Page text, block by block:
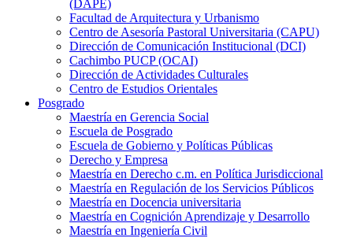
(DAPE)
Facultad de Arquitectura y Urbanismo
Centro de Asesoría Pastoral Universitaria (CAPU)
Dirección de Comunicación Institucional (DCI)
Cachimbo PUCP (OCAI)
Dirección de Actividades Culturales
Centro de Estudios Orientales
Posgrado
Maestría en Gerencia Social
Escuela de Posgrado
Escuela de Gobierno y Políticas Públicas
Derecho y Empresa
Maestría en Derecho c.m. en Política Jurisdiccional
Maestría en Regulación de los Servicios Públicos
Maestría en Docencia universitaria
Maestría en Cognición Aprendizaje y Desarrollo
Maestría en Ingeniería Civil